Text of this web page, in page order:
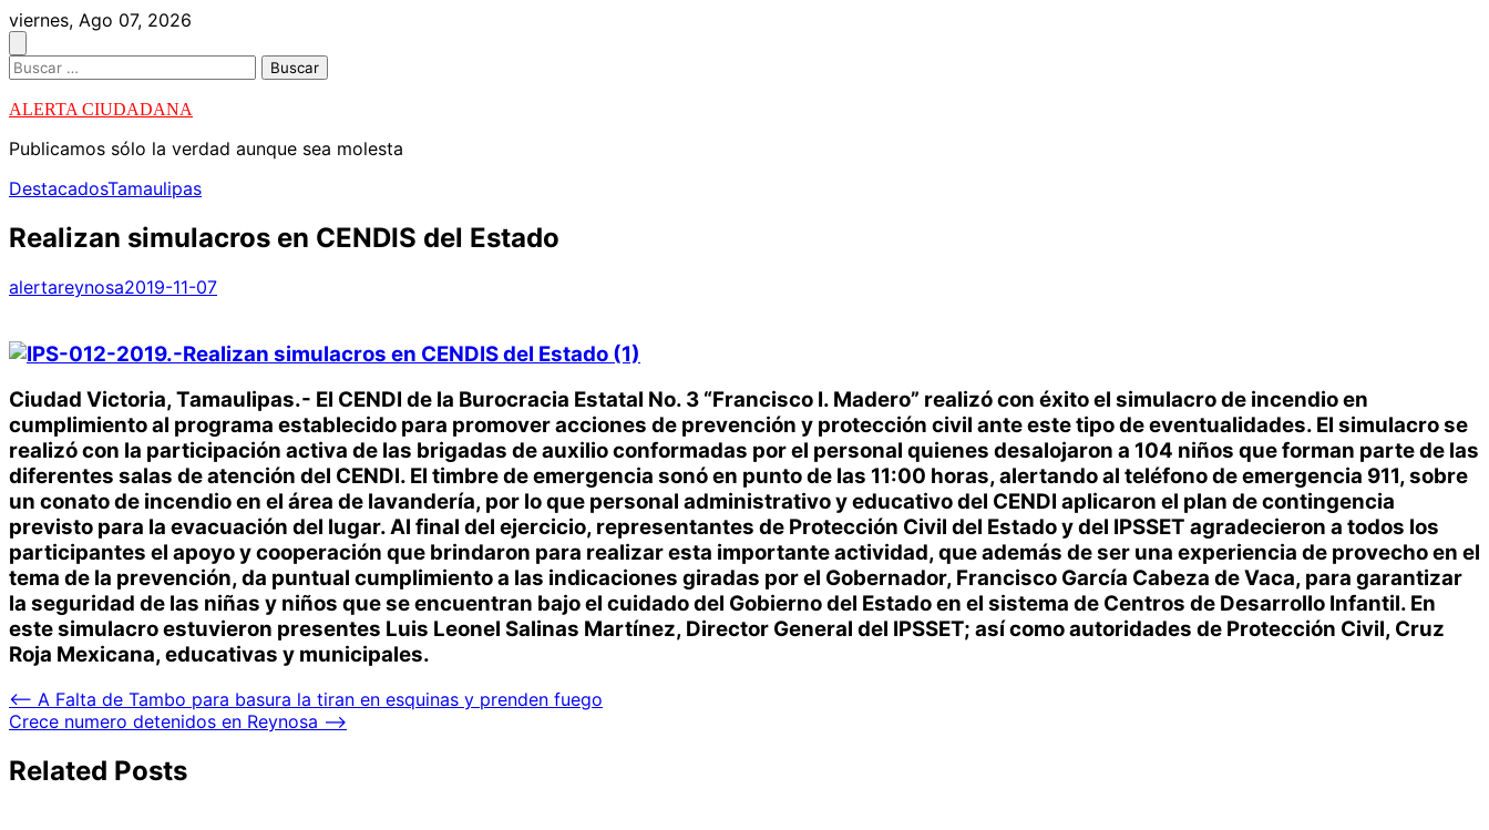
Skip
to
content
viernes, Ago 07, 2026
Buscar:
ALERTA CIUDADANA
Publicamos sólo la verdad aunque sea molesta
DestacadosTamaulipas
Realizan simulacros en CENDIS del Estado
alertareynosa2019-11-07
Ciudad Victoria, Tamaulipas.- El CENDI de la Burocracia Estatal No. 3 “Francisco I. Madero” realizó con éxito el simulacro de incendio en
cumplimiento al programa establecido para promover acciones de prevención y protección civil ante este tipo de eventualidades. El simulacro se
realizó con la participación activa de las brigadas de auxilio conformadas por el personal quienes desalojaron a 104 niños que forman parte de las
diferentes salas de atención del CENDI. El timbre de emergencia sonó en punto de las 11:00 horas, alertando al teléfono de emergencia 911, sobre
un conato de incendio en el área de lavandería, por lo que personal administrativo y educativo del CENDI aplicaron el plan de contingencia
previsto para la evacuación del lugar. Al final del ejercicio, representantes de Protección Civil del Estado y del IPSSET agradecieron a todos los
participantes el apoyo y cooperación que brindaron para realizar esta importante actividad, que además de ser una experiencia de provecho en el
tema de la prevención, da puntual cumplimiento a las indicaciones giradas por el Gobernador, Francisco García Cabeza de Vaca, para garantizar
la seguridad de las niñas y niños que se encuentran bajo el cuidado del Gobierno del Estado en el sistema de Centros de Desarrollo Infantil. En
este simulacro estuvieron presentes Luis Leonel Salinas Martínez, Director General del IPSSET; así como autoridades de Protección Civil, Cruz
Roja Mexicana, educativas y municipales.
Navegación
de
entradas
⟵ A Falta de Tambo para basura la tiran en esquinas y prenden fuego
Crece numero detenidos en Reynosa ⟶
Related Posts